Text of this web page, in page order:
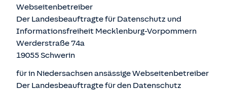
Webseitenbetreiber
Der Landesbeauftragte für Datenschutz und
Informationsfreiheit Mecklenburg-Vorpommern
Werderstraße 74a
19055 Schwerin
für in Niedersachsen ansässige Webseitenbetreiber
Der Landesbeauftragte für den Datenschutz